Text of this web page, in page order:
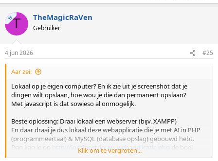
TST TheMagicRaVen
Gebruiker
4 jun 2026 #25
Aar zei:
Lokaal op je eigen computer? En ik zie uit je screenshot dat je
dingen wilt opslaan, hoe wou je die dan permanent opslaan?
Met javascript is dat sowieso al onmogelijk.
Beste oplossing: Draai lokaal een webserver (bijv. XAMPP)
En daar draai je dus lokaal deze webapplicatie die je met AI in PHP
(programmeertaal) & MySQL (database opslag) gebouwd hebt.
Dan kan je op http://localhost/jouw_webapplicatie.php de boel
uitvoeren in je browser.
Klik om te vergroten...